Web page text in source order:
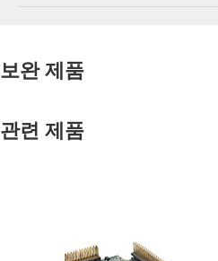
보완 제품
관련 제품